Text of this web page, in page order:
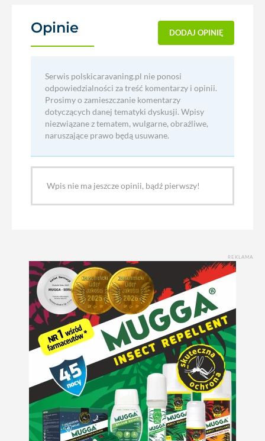
Opinie DODAJ OPINIĘ
Serwis polskicaravaning.pl nie ponosi
odpowiedzialności za treść komentarzy i opinii.
Prosimy o zamieszczanie komentarzy
dotyczących danej tematyki dyskusji. Wpisy
niezwiązane z tematem, wulgarne, obraźliwe,
naruszające prawo będą usuwane.
Wpis nie ma jeszcze opinii, bądź pierwszy!
REKLAMA